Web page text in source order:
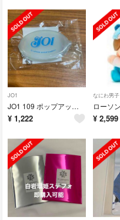
JO1
JO1 109 ポップアップ コインケース
¥ 1,222
なにわ男子
¥ 2,599